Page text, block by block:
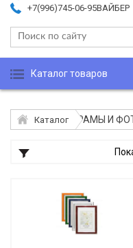
+7(996)745-06-95ВАЙБЕР
Каталог товаров
Каталог РАМЫ И